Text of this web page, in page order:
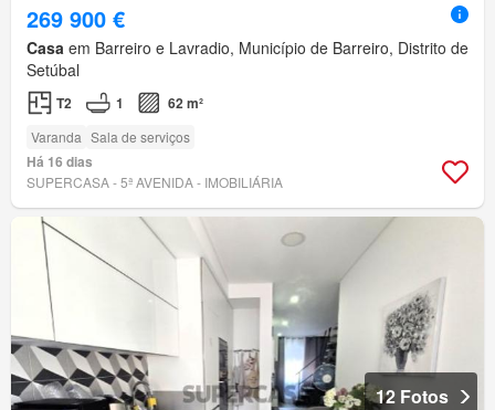
269 900 €
Casa em Barreiro e Lavradio, Município de Barreiro, Distrito de
Setúbal
T2 1 62 m²
Varanda Sala de serviços
Há 16 dias
SUPERCASA - 5ª AVENIDA - IMOBILIÁRIA
12 Fotos